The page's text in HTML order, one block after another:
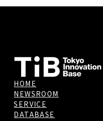
HOME
NEWSROOM
SERVICE
DATABASE